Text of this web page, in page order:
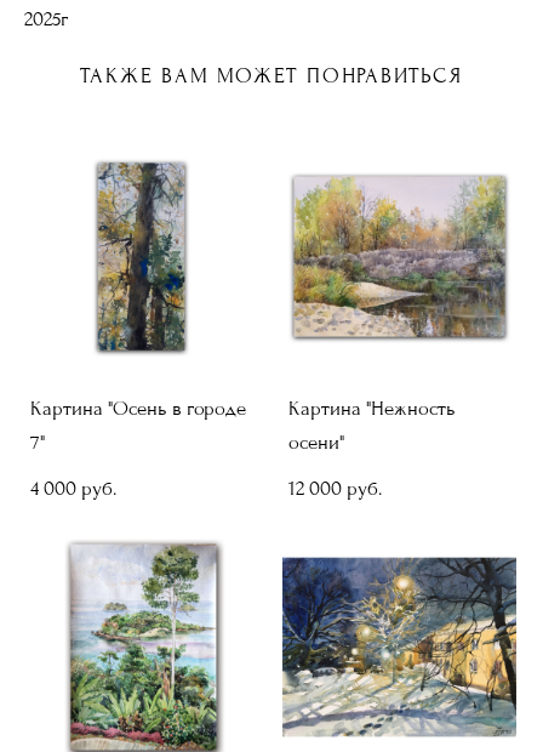
2025г
ТАКЖЕ ВАМ МОЖЕТ ПОНРАВИТЬСЯ
Картина "Осень в городе
7"
4 000 pуб.
Картина "Нежность
осени"
12 000 pуб.